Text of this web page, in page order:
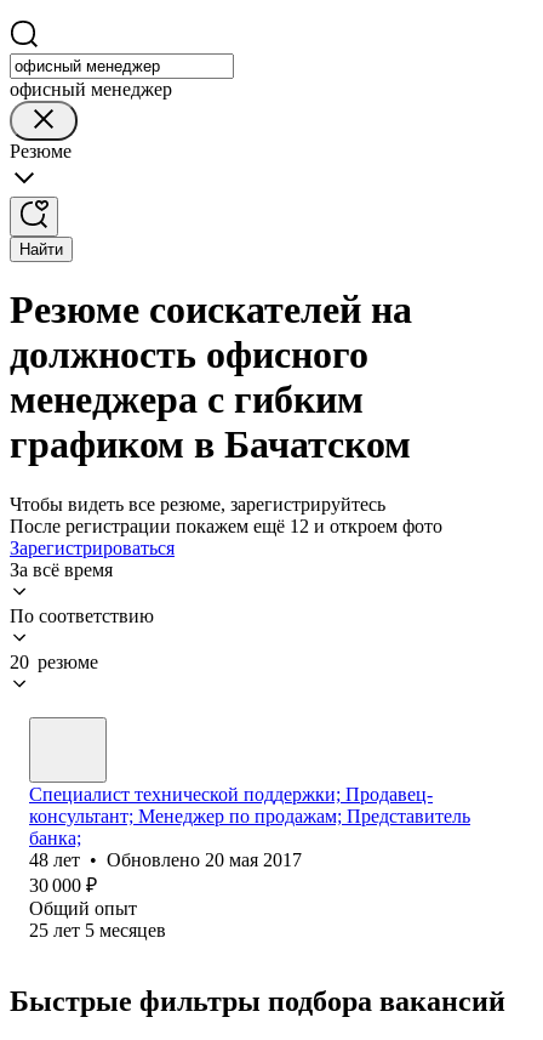
офисный менеджер
Резюме
Найти
Резюме соискателей на
должность офисного
менеджера с гибким
графиком в Бачатском
Чтобы видеть все резюме, зарегистрируйтесь
После регистрации покажем ещё 12 и откроем фото
Зарегистрироваться
За всё время
По соответствию
20 резюме
Специалист технической поддержки; Продавец-
консультант; Менеджер по продажам; Представитель
банка;
48 лет • Обновлено 20 мая 2017
30 000 ₽
Общий опыт
25 лет 5 месяцев
Быстрые фильтры подбора вакансий